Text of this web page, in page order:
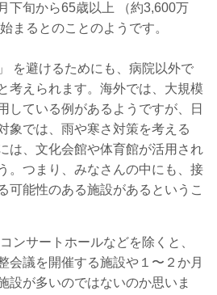
下旬から65歳以上 （約3,600万
まるとのことのようです。
を避けるためにも、病院以外で
考えられます。海外では、大規模
している例があるようですが、日
象では、雨や寒さ対策を考える
は、文化会館や体育館が活用され
。つまり、みなさんの中にも、接
可能性のある施設があるというこ
す。
サートホールなどを除くと、
会議を開催する施設や１〜２か月
設が多いのではないのか思いま